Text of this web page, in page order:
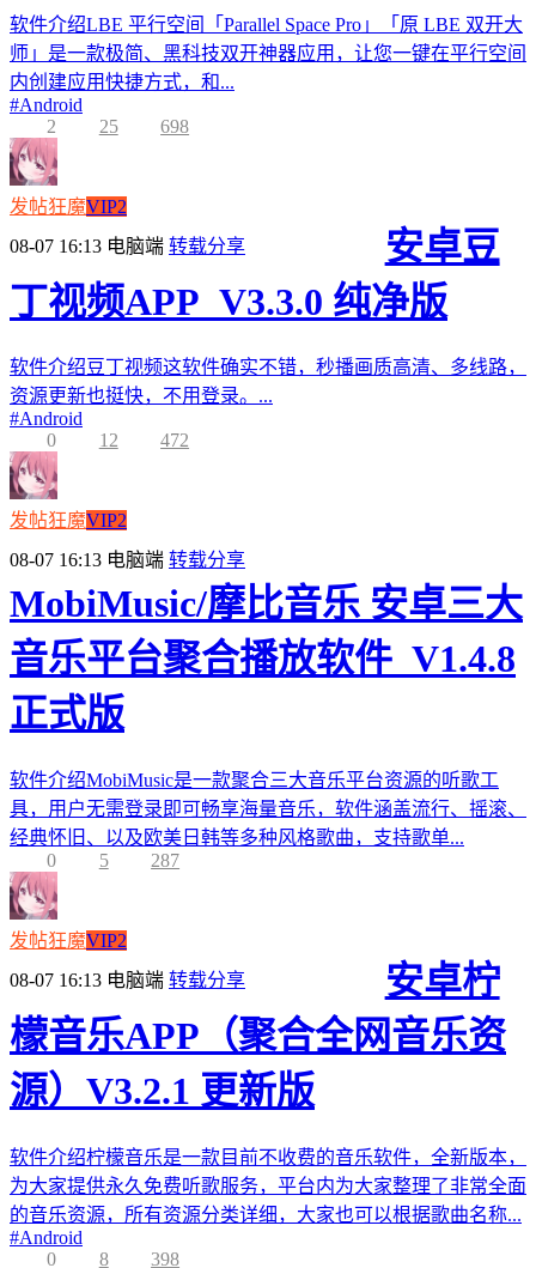
软件介绍LBE 平行空间「Parallel Space Pro」「原 LBE 双开大
师」是一款极简、黑科技双开神器应用，让您一键在平行空间
内创建应用快捷方式，和...
#Android
2
25 698
发帖狂魔VIP2
08-07 16:13 电脑端 转载分享
安卓豆
丁视频APP_V3.3.0 纯净版
软件介绍豆丁视频这软件确实不错，秒播画质高清、多线路，
资源更新也挺快，不用登录。...
#Android
0
12 472
发帖狂魔VIP2
08-07 16:13 电脑端 转载分享
MobiMusic/摩比音乐 安卓三大
音乐平台聚合播放软件_V1.4.8
正式版
软件介绍MobiMusic是一款聚合三大音乐平台资源的听歌工
具，用户无需登录即可畅享海量音乐，软件涵盖流行、摇滚、
经典怀旧、以及欧美日韩等多种风格歌曲，支持歌单...
0
5 287
发帖狂魔VIP2
08-07 16:13 电脑端 转载分享
安卓柠
檬音乐APP（聚合全网音乐资
源）V3.2.1 更新版
软件介绍柠檬音乐是一款目前不收费的音乐软件，全新版本，
为大家提供永久免费听歌服务，平台内为大家整理了非常全面
的音乐资源，所有资源分类详细，大家也可以根据歌曲名称...
#Android
0
8 398